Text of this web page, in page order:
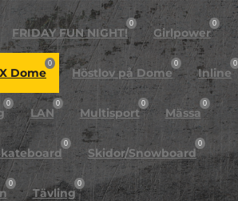
FRIDAY FUN NIGHT!
0
Girlpower
0
Dome
0
Höstlov på Dome
0
Inline
0
0
LAN
0
Multisport
0
Mässa
0
0
Skidor/Snowboard
0
0
Tävling
0